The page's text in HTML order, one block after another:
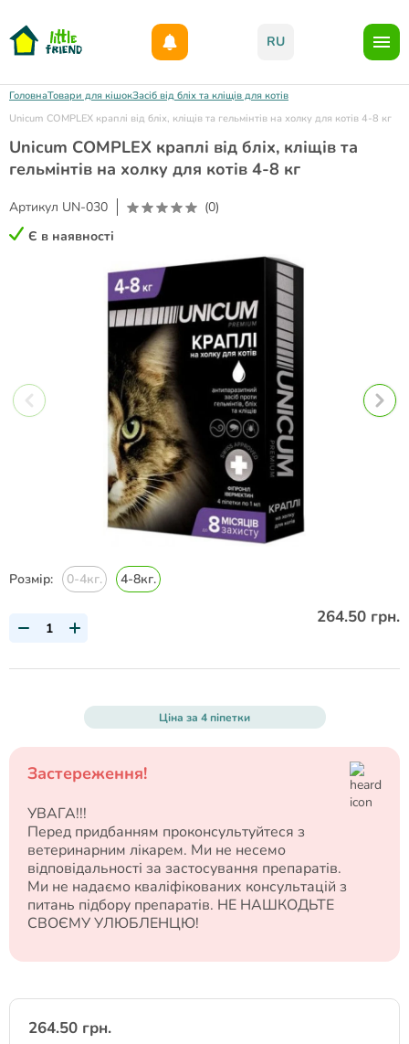
RU
ГоловнаТовари для кішокЗасіб від бліх та кліщів для котів
Unicum COMPLEX краплі від бліх, кліщів та гельмінтів на холку для котів 4-8 кг
Unicum COMPLEX краплі від бліх, кліщів та
гельмінтів на холку для котів 4-8 кг
Артикул UN-030
(0)
Є в наявності
Розмір: 0-4кг. 4-8кг.
264.50 грн.
Ціна за 4 піпетки
Застереження!
УВАГА!!!
Перед придбанням проконсультуйтеся з
ветеринарним лікарем. Ми не несемо
відповідальності за застосування препаратів.
Ми не надаємо кваліфікованих консультацій з
питань підбору препаратів. НЕ НАШКОДЬТЕ
СВОЄМУ УЛЮБЛЕНЦЮ!
264.50 грн.